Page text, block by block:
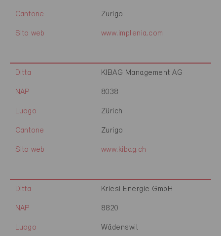
Cantone Zurigo
Sito web www.implenia.com
Ditta KIBAG Management AG
NAP 8038
Luogo Zürich
Cantone Zurigo
Sito web www.kibag.ch
Ditta Kriesi Energie GmbH
NAP 8820
Luogo Wädenswil